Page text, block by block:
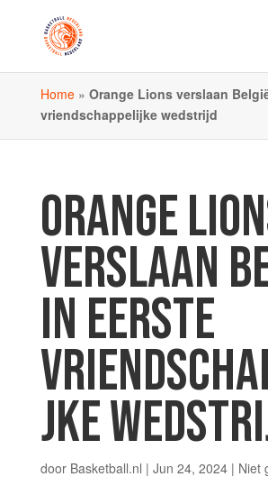
Home» Orange Lions verslaan
vriendschappelijke wedstrijd
ORANGE
VERSLAAN
IN EERSTE
JKE
door Basketball.nl | Jun 24, 2024| Niet